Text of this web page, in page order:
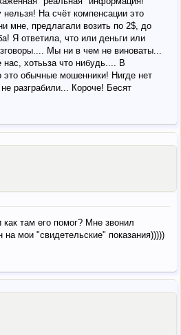
На счёт компенсации это
мне, предлагали возить по 2$, до
Я ответила, что или деньги или
Мы ни в чем не виноваты...
нас, хотььза что нибудь.... В
это обычные мошенники! Нигде нет
разграбили... Короче! Бесят
там его помог? Мне звонил
мои "свидетельские" показания)))))